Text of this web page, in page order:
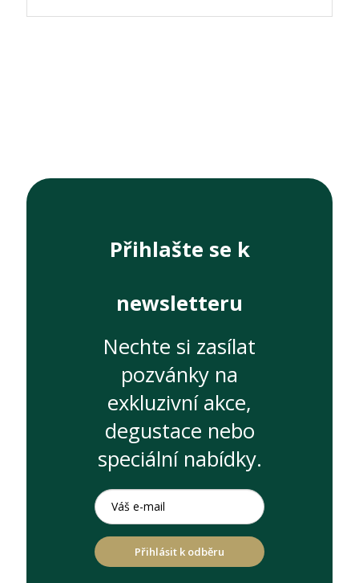
Přihlašte se k
newsletteru
Nechte si zasílat
pozvánky na
exkluzivní akce,
degustace nebo
speciální nabídky.
Přihlásit k odběru